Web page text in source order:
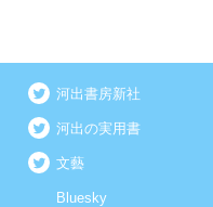
河出書房新社
河出の実用書
文藝
Bluesky